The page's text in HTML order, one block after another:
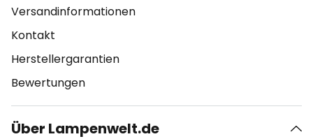
Versandinformationen
Kontakt
Herstellergarantien
Bewertungen
Über Lampenwelt.de